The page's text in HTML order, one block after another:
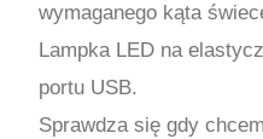
wymaganego kąta
Lampka LED na
portu USB.
Sprawdza się gdy